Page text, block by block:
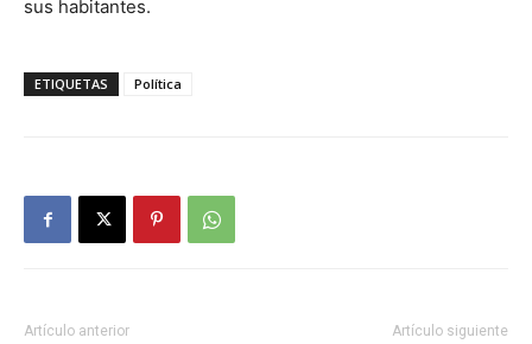
sus habitantes.
ETIQUETAS Política
Artículo anterior Artículo siguiente